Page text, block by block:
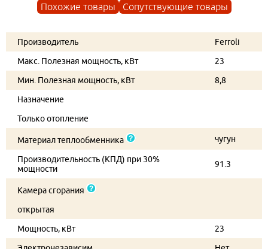
Похожие товары
Сопутствующие товары
Производитель
Ferroli
Макс. Полезная мощность, кВт
23
Мин. Полезная мощность, кВт
8,8
Назначение
Только отопление
Материал теплообменника чугун
Производительность (КПД) при 30%
мощности
91.3
Камера сгорания
открытая
Мощность, кВт
23